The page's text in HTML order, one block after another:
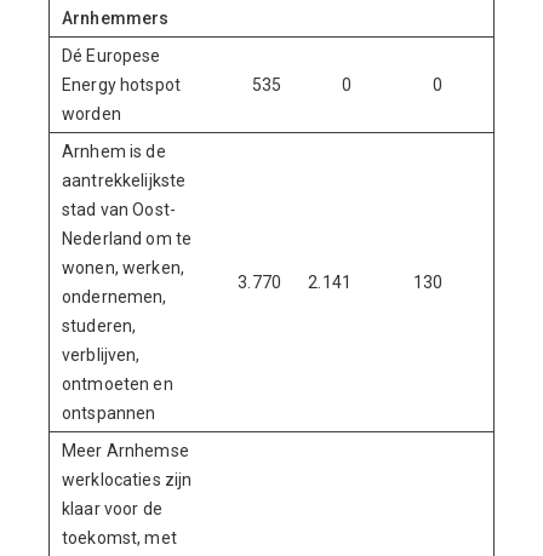
Arnhemmers
Dé Europese
Energy hotspot
worden
535 0 0
Arnhem is de
aantrekkelijkste
stad van Oost-
Nederland om te
wonen, werken,
ondernemen,
studeren,
verblijven,
ontmoeten en
ontspannen
3.770 2.141 130
Meer Arnhemse
werklocaties zijn
klaar voor de
toekomst, met